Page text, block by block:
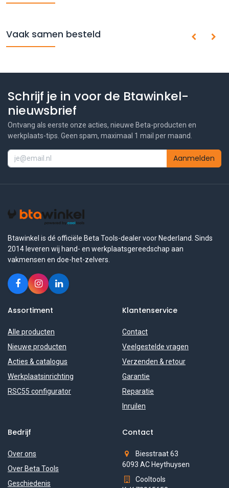
Vaak samen besteld
Schrijf je in voor de Btawinkel-
nieuwsbrief
Ontvang als eerste onze acties, nieuwe Beta-producten en
werkplaats-tips. Geen spam, maximaal 1 mail per maand.
Aanmelden
Btawinkel is dé officiële Beta Tools-dealer voor Nederland. Sinds
2014 leveren wij hand- en werkplaatsgereedschap aan
vakmensen en doe-het-zelvers.
Assortiment
Alle producten
Nieuwe producten
Acties & catalogus
Werkplaatsinrichting
RSC55 configurator
Klantenservice
Contact
Veelgestelde vragen
Verzenden & retour
Garantie
Reparatie
Inruilen
Bedrijf
Over ons
Over Beta Tools
Geschiedenis
Contact
Biesstraat 63
6093 AC Heythuysen
Cooltools